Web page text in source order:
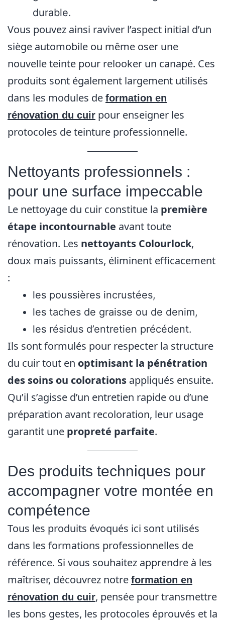
durable.
Vous pouvez ainsi raviver l’aspect initial d’un
siège automobile ou même oser une
nouvelle teinte pour relooker un canapé. Ces
produits sont également largement utilisés
dans les modules de formation en
rénovation du cuir pour enseigner les
protocoles de teinture professionnelle.
Nettoyants professionnels :
pour une surface impeccable
Le nettoyage du cuir constitue la première
étape incontournable avant toute
rénovation. Les nettoyants Colourlock,
doux mais puissants, éliminent efficacement
:
les poussières incrustées,
les taches de graisse ou de denim,
les résidus d’entretien précédent.
Ils sont formulés pour respecter la structure
du cuir tout en optimisant la pénétration
des soins ou colorations appliqués ensuite.
Qu’il s’agisse d’un entretien rapide ou d’une
préparation avant recoloration, leur usage
garantit une propreté parfaite.
Des produits techniques pour
accompagner votre montée en
compétence
Tous les produits évoqués ici sont utilisés
dans les formations professionnelles de
référence. Si vous souhaitez apprendre à les
maîtriser, découvrez notre formation en
rénovation du cuir, pensée pour transmettre
les bons gestes, les protocoles éprouvés et la